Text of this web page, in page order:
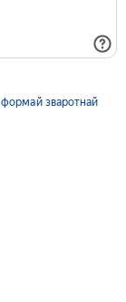
формай зваротнай